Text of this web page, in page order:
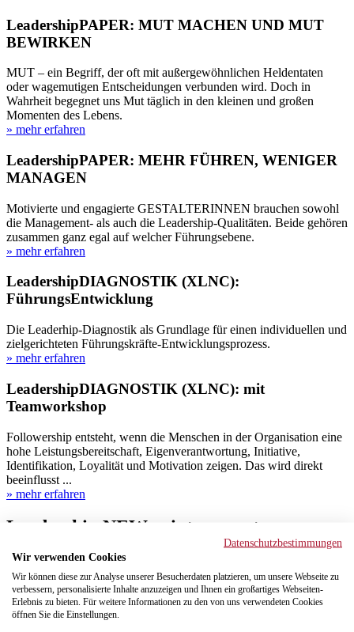
LeadershipPAPER: MUT MACHEN UND MUT
BEWIRKEN
MUT – ein Begriff, der oft mit außergewöhnlichen Heldentaten
oder wagemutigen Entscheidungen verbunden wird. Doch in
Wahrheit begegnet uns Mut täglich in den kleinen und großen
Momenten des Lebens.
» mehr erfahren
LeadershipPAPER: MEHR FÜHREN, WENIGER
MANAGEN
Motivierte und engagierte GESTALTERINNEN brauchen sowohl
die Management- als auch die Leadership-Qualitäten. Beide gehören
zusammen ganz egal auf welcher Führungsebene.
» mehr erfahren
LeadershipDIAGNOSTIK (XLNC):
FührungsEntwicklung
Die Leaderhip-Diagnostik als Grundlage für einen individuellen und
zielgerichteten Führungskräfte-Entwicklungsprozess.
» mehr erfahren
LeadershipDIAGNOSTIK (XLNC): mit
Teamworkshop
Followership entsteht, wenn die Menschen in der Organisation eine
hohe Leistungsbereitschaft, Eigenverantwortung, Initiative,
Identifikation, Loyalität und Motivation zeigen. Das wird direkt
beeinflusst ...
» mehr erfahren
Leadership NEWs - interessante
Blogbeiträge rund um NEW
LEADERSHIP
Selbstregulation trainieren - Teil 2: Die besten
Mikro-Tools für mentale Stärke
Datenschutzbestimmungen
Wir verwenden Cookies
Wir können diese zur Analyse unserer Besucherdaten platzieren, um unsere Webseite zu
verbessern, personalisierte Inhalte anzuzeigen und Ihnen ein großartiges Webseiten-
Erlebnis zu bieten. Für weitere Informationen zu den von uns verwendeten Cookies
öffnen Sie die Einstellungen.